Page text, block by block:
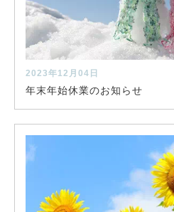
2023年12月04日
年末年始休業のお知らせ